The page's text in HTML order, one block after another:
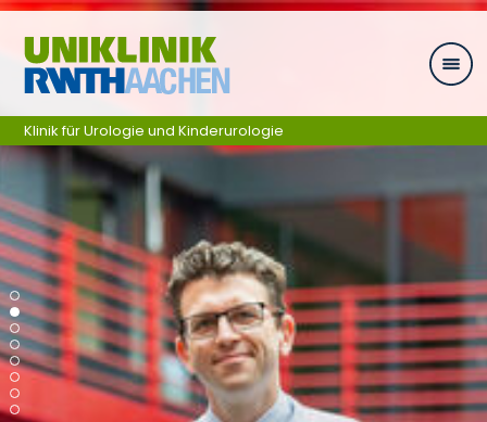
Ga naar navigatie
Klinik für Urologie und Kinderurologie